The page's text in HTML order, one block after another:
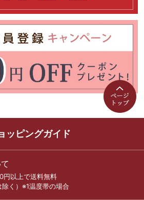
ッピングガイド
円以上で送料無料
除く）※1温度帯の場合